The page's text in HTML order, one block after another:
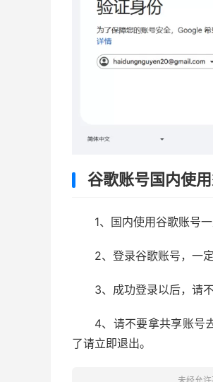
谷歌账号国内使
1、国内使用谷歌账号
2、登录谷歌账号，一
3、成功登录以后，请
4、请不要拿共享账号
了请立即退出。